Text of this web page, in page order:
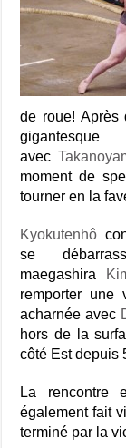
de roue! Après
avec
moment de
tourner en la
Kyokutenhô
se
maegashira
remporter une
acharnée avec
hors de la
côté Est depuis
La rencontre
également fait
terminé par la